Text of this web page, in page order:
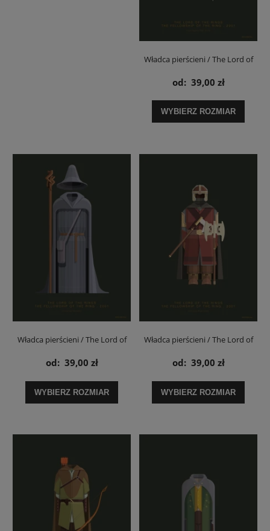
Władca pierścieni / The Lord of
the Rings Frodo - plakat
od: 39,00 zł
WYBIERZ ROZMIAR
Władca pierścieni / The Lord of
the Rings Gandalf - plakat
od: 39,00 zł
WYBIERZ ROZMIAR
Władca pierścieni / The Lord of
the Rings Gimli - plakat
od: 39,00 zł
WYBIERZ ROZMIAR